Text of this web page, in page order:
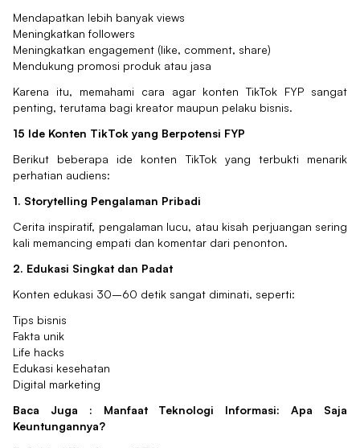
Mendapatkan lebih banyak views
Meningkatkan followers
Meningkatkan engagement (like, comment, share)
Mendukung promosi produk atau jasa
Karena itu, memahami cara agar konten TikTok FYP sangat
penting, terutama bagi kreator maupun pelaku bisnis.
15 Ide Konten TikTok yang Berpotensi FYP
Berikut beberapa ide konten TikTok yang terbukti menarik
perhatian audiens:
1. Storytelling Pengalaman Pribadi
Cerita inspiratif, pengalaman lucu, atau kisah perjuangan sering
kali memancing empati dan komentar dari penonton.
2. Edukasi Singkat dan Padat
Konten edukasi 30–60 detik sangat diminati, seperti:
Tips bisnis
Fakta unik
Life hacks
Edukasi kesehatan
Digital marketing
Baca Juga : Manfaat Teknologi Informasi: Apa Saja
Keuntungannya?